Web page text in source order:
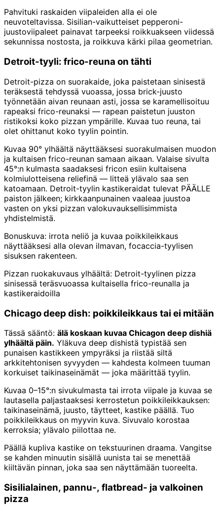
Pahvituki raskaiden viipaleiden alla ei ole
neuvoteltavissa. Sisilian-vaikutteiset pepperoni-
juustoviipaleet painavat tarpeeksi roikkuakseen viidessä
sekunnissa nostosta, ja roikkuva kärki pilaa geometrian.
Detroit-tyyli: frico-reuna on tähti
Detroit-pizza on suorakaide, joka paistetaan sinisestä
teräksestä tehdyssä vuoassa, jossa brick-juusto
työnnetään aivan reunaan asti, jossa se karamellisoituu
rapeaksi frico-reunaksi — rapean paistetun juuston
ristikoksi koko pizzan ympärille. Kuvaa tuo reuna, tai
olet ohittanut koko tyylin pointin.
Kuvaa 90° ylhäältä näyttääksesi suorakulmaisen muodon
ja kultaisen frico-reunan samaan aikaan. Valaise sivulta
45°:n kulmasta saadaksesi fricon esiin kultaisena
kolmiulotteisena reliefinä — litteä ylävalo saa sen
katoamaan. Detroit-tyylin kastikeraidat tulevat PÄÄLLE
paiston jälkeen; kirkkaanpunainen vaaleaa juustoa
vasten on yksi pizzan valokuvauksellisimmista
yhdistelmistä.
Bonuskuva: irrota neliö ja kuvaa poikkileikkaus
näyttääksesi alla olevan ilmavan, focaccia-tyylisen
sisuksen rakenteen.
Pizzan ruokakuvaus ylhäältä: Detroit-tyylinen pizza
sinisessä teräsvuoassa kultaisella frico-reunalla ja
kastikeraidoilla
Chicago deep dish: poikkileikkaus tai ei mitään
Tässä sääntö: älä koskaan kuvaa Chicagon deep dishiä
ylhäältä päin. Yläkuva deep dishistä typistää sen
punaisen kastikkeen ympyräksi ja riistää siltä
arkkitehtonisen syvyyden — kahdesta kolmeen tuuman
korkuiset taikinaseinämät — joka määrittää tyylin.
Kuvaa 0–15°:n sivukulmasta tai irrota viipale ja kuvaa se
lautasella paljastaaksesi kerrostetun poikkileikkauksen:
taikinaseinämä, juusto, täytteet, kastike päällä. Tuo
poikkileikkaus on myyvin kuva. Sivuvalo korostaa
kerroksia; ylävalo piilottaa ne.
Päällä kupliva kastike on tekstuurinen draama. Vangitse
se kahden minuutin sisällä uunista tai se menettää
kiiltävän pinnan, joka saa sen näyttämään tuoreelta.
Sisilialainen, pannu-, flatbread- ja valkoinen
pizza